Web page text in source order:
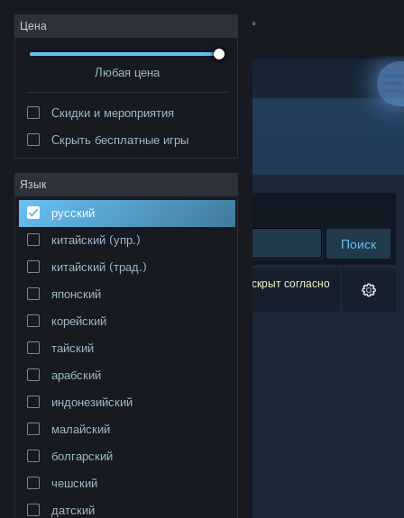
Войти
Сообщество
Информация
Поддержка
Изменить язык
Полная версия
Цена
Любая цена
Скидки и мероприятия
Скрыть бесплатные игры
Язык
русский
китайский (упр.)
китайский (трад.)
японский
корейский
тайский
арабский
индонезийский
малайский
болгарский
чешский
датский
Издатель: DK Productions
Сортировать по
Поиск
Результатов по вашему запросу: 0. 1 продукт скрыт согласно
вашим настройкам.